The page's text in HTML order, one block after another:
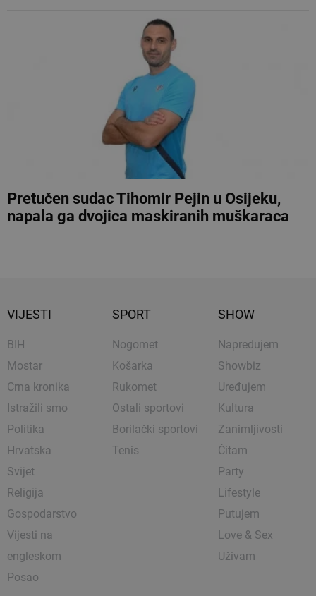
Pretučen sudac Tihomir Pejin u Osijeku,
napala ga dvojica maskiranih muškaraca
VIJESTI
BIH
Mostar
Crna kronika
Istražili smo
Politika
Hrvatska
Svijet
Religija
Gospodarstvo
Vijesti na
engleskom
Posao
SPORT
Nogomet
Košarka
Rukomet
Ostali sportovi
Borilački sportovi
Tenis
SHOW
Napredujem
Showbiz
Uređujem
Kultura
Zanimljivosti
Čitam
Party
Lifestyle
Putujem
Love & Sex
Uživam